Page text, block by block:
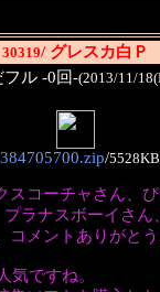
30319/ グレスカ白Ｐ
ル -0回-(2013/11/
/5528KB
スコーチャさん、ぴ
ラナスボーイさん
コメントありがとう
気ですね。